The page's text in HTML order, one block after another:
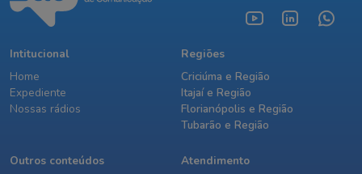
Intitucional
Home
Expediente
Nossas rádios
Regiões
Criciúma e Região
Itajaí e Região
Florianópolis e Região
Tubarão e Região
Outros conteúdos
Atendimento